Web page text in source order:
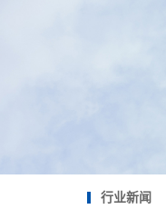
行业新闻